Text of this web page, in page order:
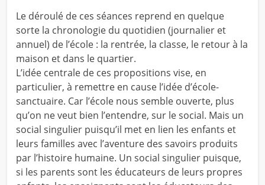
Le déroulé de ces séances reprend en quelque
sorte la chronologie du quotidien (journalier et
annuel) de l’école : la rentrée, la classe, le retour à la
maison et dans le quartier.
L’idée centrale de ces propositions vise, en
particulier, à remettre en cause l’idée d’école-
sanctuaire. Car l’école nous semble ouverte, plus
qu’on ne veut bien l’entendre, sur le social. Mais un
social singulier puisqu’il met en lien les enfants et
leurs familles avec l’aventure des savoirs produits
par l’histoire humaine. Un social singulier puisque,
si les parents sont les éducateurs de leurs propres